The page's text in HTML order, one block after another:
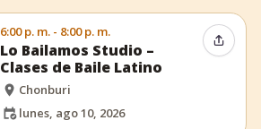
6:00 p. m. - 8:00 p. m.
Lo Bailamos Studio –
Clases de Baile Latino
Chonburi
lunes, ago 10, 2026